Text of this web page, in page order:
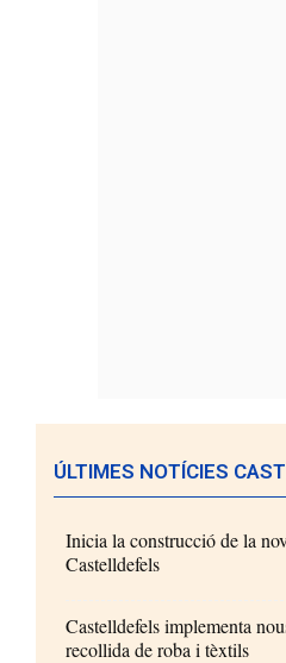
ÚLTIMES NOTÍCIES
Inicia la construcció de la
Castelldefels
Castelldefels implementa
recollida de roba i tèxtils